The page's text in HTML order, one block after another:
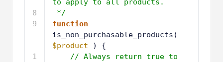
8
9
1
to apply to all products.
*/
function
$product
) {
// Always return true to